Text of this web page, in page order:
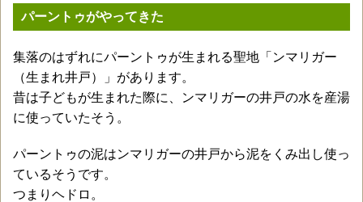
パーントゥがやってきた
集落のはずれにパーントゥが生まれる聖地「ンマリガー
（生まれ井戸）」があります。
昔は子どもが生まれた際に、ンマリガーの井戸の水を産湯
に使っていたそう。
パーントゥの泥はンマリガーの井戸から泥をくみ出し使っ
ているそうです。
つまりヘドロ。